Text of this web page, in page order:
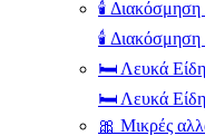
🕯️
🕯️
🛏️ Λευκά
🛏️ Λευκά
🎀 Μικρές